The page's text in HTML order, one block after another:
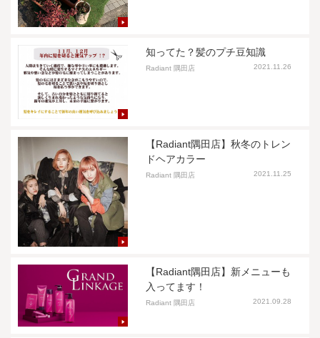
知ってた？髪のプチ豆知識
Radiant 隅田店 2021.11.26
【Radiant隅田店】秋冬のトレン
ドヘアカラー
Radiant 隅田店 2021.11.25
【Radiant隅田店】新メニューも
入ってます！
Radiant 隅田店 2021.09.28